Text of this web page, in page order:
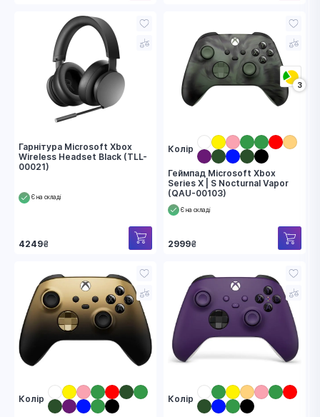
Гарнітура Microsoft Xbox
Wireless Headset Black (TLL-
00021)
Є на складі
4249₴
3
Колір
Геймпад Microsoft Xbox
Series X | S Nocturnal Vapor
(QAU-00103)
Є на складі
2999₴
Колір Колір